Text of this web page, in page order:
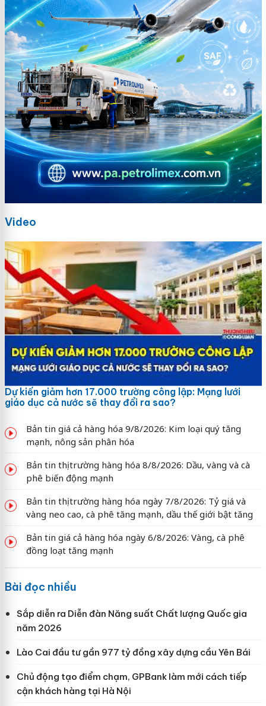
Video
Dự kiến giảm hơn 17.000 trường công lập: Mạng lưới
giáo dục cả nước sẽ thay đổi ra sao?
Bản tin giá cả hàng hóa 9/8/2026: Kim loại quý tăng
mạnh, nông sản phân hóa
Bản tin thị trường hàng hóa 8/8/2026: Dầu, vàng và cà
phê biến động mạnh
Bản tin thị trường hàng hóa ngày 7/8/2026: Tỷ giá và
vàng neo cao, cà phê tăng mạnh, dầu thế giới bật tăng
Bản tin giá cả hàng hóa ngày 6/8/2026: Vàng, cà phê
đồng loạt tăng mạnh
Bài đọc nhiều
Sắp diễn ra Diễn đàn Năng suất Chất lượng Quốc gia
năm 2026
Lào Cai đầu tư gần 977 tỷ đồng xây dựng cầu Yên Bái
Chủ động tạo điểm chạm, GPBank làm mới cách tiếp
cận khách hàng tại Hà Nội